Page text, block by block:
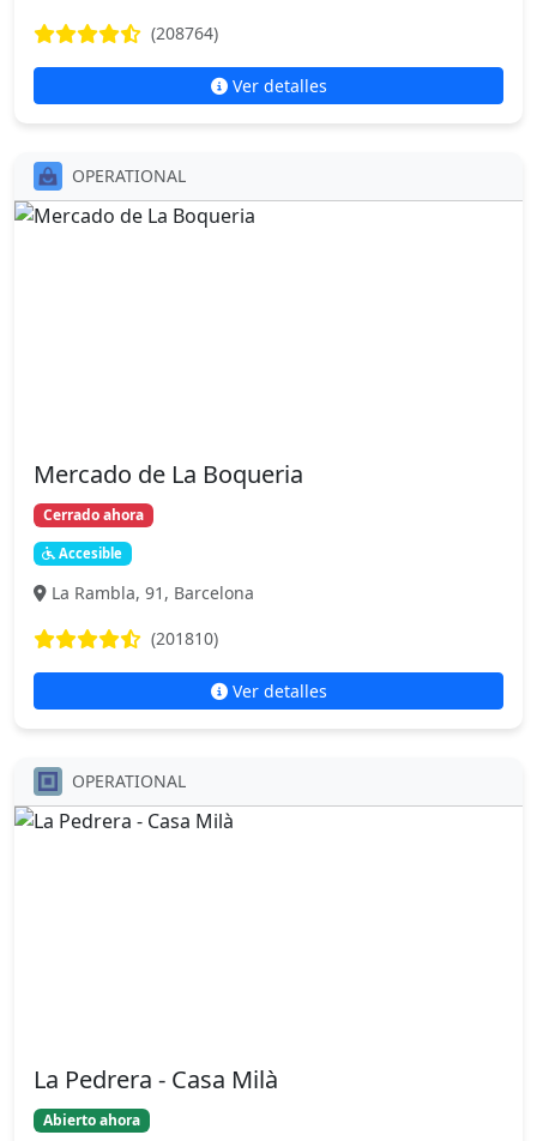
(208764)
Ver detalles
OPERATIONAL
Mercado de La Boqueria
Cerrado ahora
Accesible
La Rambla, 91, Barcelona
(201810)
Ver detalles
OPERATIONAL
La Pedrera - Casa Milà
Abierto ahora